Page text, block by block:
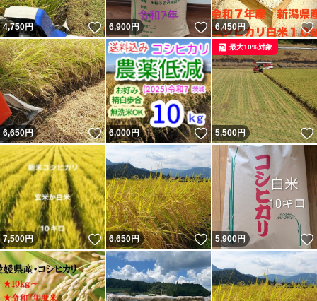
4,750円 いいね！
6,900円 いいね！
6,450円
6,650円 いいね！
6,000円 いいね！
5,500円
最大10%対象
7,500円 いいね！
6,650円 いいね！
5,900円